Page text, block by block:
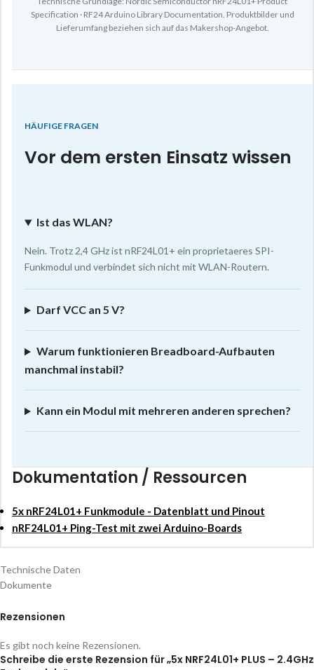
Specification · RF24 Arduino Library Documentation. Produktbilder und
Lieferumfang beziehen sich auf das Makershop-Angebot.
HÄUFIGE FRAGEN
Vor dem ersten Einsatz wissen
Ist das WLAN?
Nein. Trotz 2,4 GHz ist nRF24L01+ ein proprietaeres SPI-
Funkmodul und verbindet sich nicht mit WLAN-Routern.
Darf VCC an 5 V?
Warum funktionieren Breadboard-Aufbauten
manchmal instabil?
Kann ein Modul mit mehreren anderen sprechen?
Dokumentation / Ressourcen
5x nRF24L01+ Funkmodule - Datenblatt und Pinout
nRF24L01+ Ping-Test mit zwei Arduino-Boards
Technische Daten
Dokumente
Rezensionen
Es gibt noch keine Rezensionen.
Schreibe die erste Rezension für „5x NRF24L01+ PLUS – 2.4GHz